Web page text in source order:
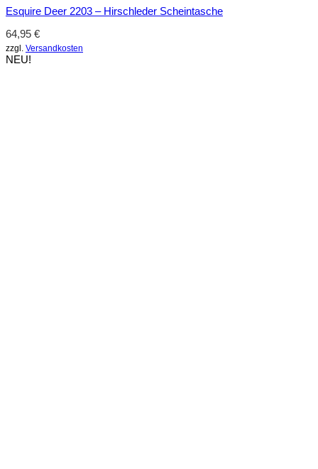
Esquire Deer 2203 – Hirschleder Scheintasche
64,95 €
zzgl. Versandkosten
NEU!